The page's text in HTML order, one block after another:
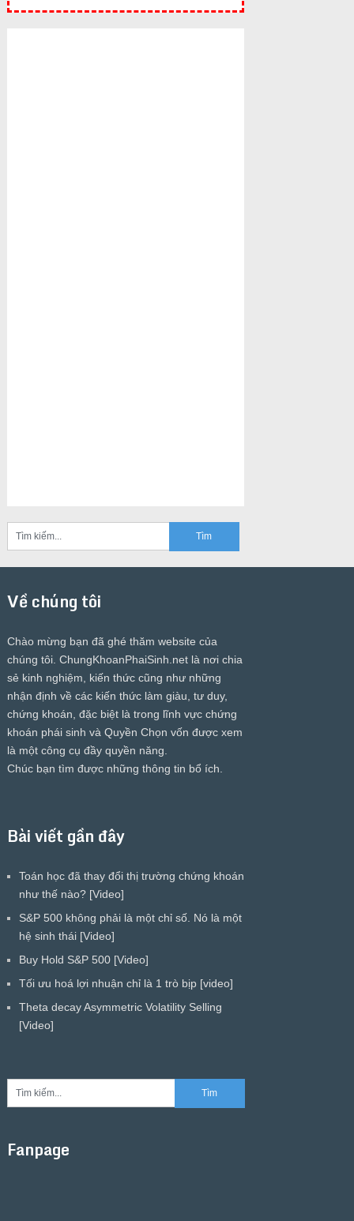
Về chúng tôi
Chào mừng bạn đã ghé thăm website của
chúng tôi. ChungKhoanPhaiSinh.netlà nơi chia
sẻ kinh nghiệm, kiến thức cũng như những
nhận định về các kiến thức làm giàu, tư duy,
chứng khoán, đặc biệt là trong lĩnh vực chứng
khoán phái sinh và Quyền Chọn vốn được xem
là một công cụ đầy quyền năng.
Chúc bạn tìm được những thông tin bổ ích.
Bài viết gần đây
Toán học đã thay đổi thị trường chứng khoán
như thế nào? [Video]
S&P 500 không phải là một chỉ số. Nó là một
hệ sinh thái [Video]
Buy Hold S&P 500 [Video]
Tối ưu hoá lợi nhuận chỉ là 1 trò bịp [video]
Theta decay Asymmetric Volatility Selling
[Video]
Fanpage